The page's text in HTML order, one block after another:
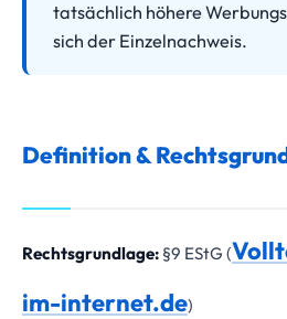
tatsächlich höhere
sich der Einzelnachweis.
Definition &
Rechtsgrundlage: §9 EStG (
im-internet.de)